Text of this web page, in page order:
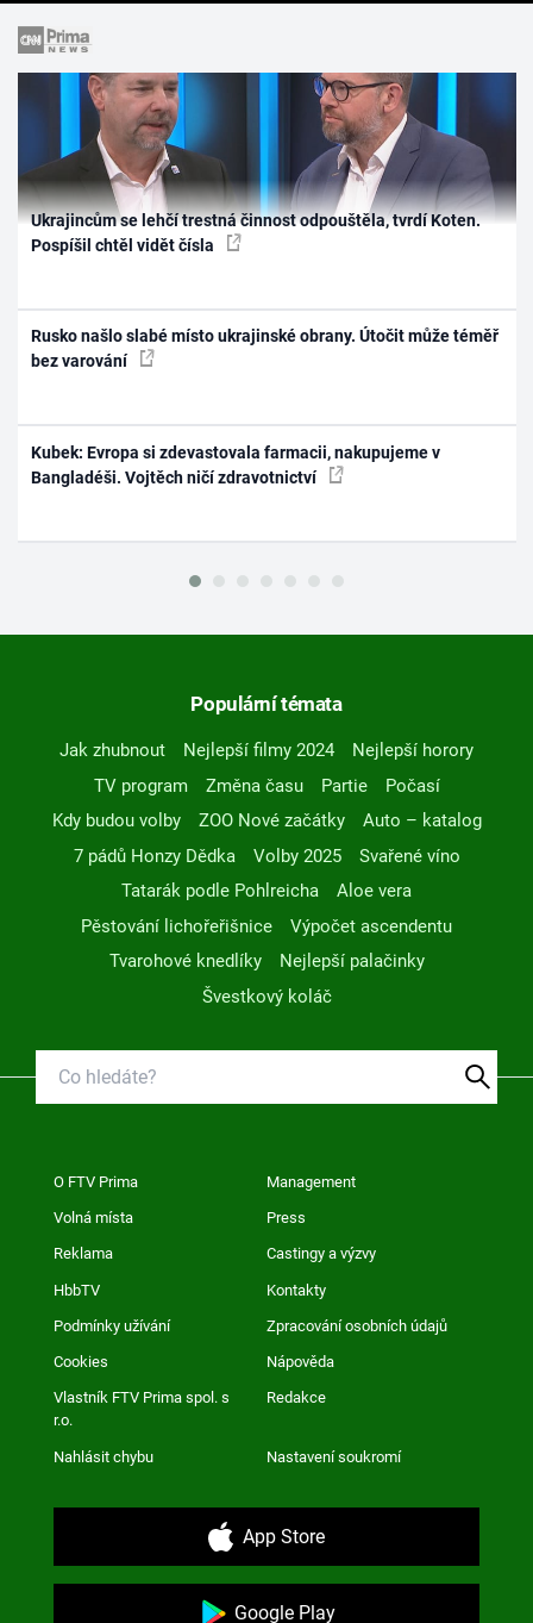
Ukrajincům se lehčí trestná činnost odpouštěla, tvrdí Koten.
Pospíšil chtěl vidět čísla
Rusko našlo slabé místo ukrajinské obrany. Útočit může téměř
bez varování
Kubek: Evropa si zdevastovala farmacii, nakupujeme v
Bangladéši. Vojtěch ničí zdravotnictví
Populární témata
Jak zhubnout Nejlepší filmy 2024
Nejlepší horory
TV program
Změna času Partie
Počasí
Kdy budou volby
ZOO Nové začátky
Auto – katalog
7 pádů Honzy Dědka
Volby 2025
Svařené víno
Tatarák podle Pohlreicha
Aloe vera
Pěstování lichořeřišnice
Výpočet ascendentu
Tvarohové knedlíky
Nejlepší palačinky
Švestkový koláč
O FTV Prima Management
Volná místa Press
Reklama Castingy a výzvy
HbbTV Kontakty
Podmínky užívání Zpracování osobních údajů
Cookies Nápověda
Vlastník FTV Prima spol. s
r.o.
Redakce
Nahlásit chybu Nastavení soukromí
App Store
Google Play